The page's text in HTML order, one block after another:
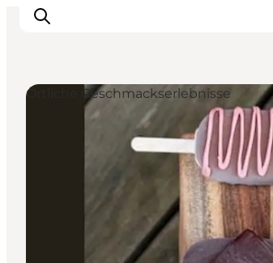
Unterkunft
Mach deine Urlaubsplanung
Örtliche Geschmackserlebnisse